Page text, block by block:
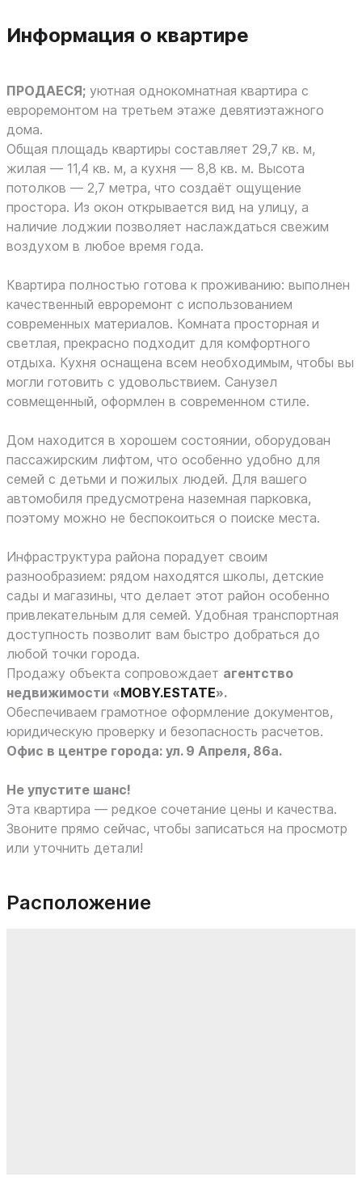
Информация о квартире
ПРОДАЕСЯ; уютная однокомнатная квартира с
евроремонтом на третьем этаже девятиэтажного
дома.
Общая площадь квартиры составляет 29,7 кв. м,
жилая — 11,4 кв. м, а кухня — 8,8 кв. м. Высота
потолков — 2,7 метра, что создаёт ощущение
простора. Из окон открывается вид на улицу, а
наличие лоджии позволяет наслаждаться свежим
воздухом в любое время года.
Квартира полностью готова к проживанию: выполнен
качественный евроремонт с использованием
современных материалов. Комната просторная и
светлая, прекрасно подходит для комфортного
отдыха. Кухня оснащена всем необходимым, чтобы вы
могли готовить с удовольствием. Санузел
совмещенный, оформлен в современном стиле.
Дом находится в хорошем состоянии, оборудован
пассажирским лифтом, что особенно удобно для
семей с детьми и пожилых людей. Для вашего
автомобиля предусмотрена наземная парковка,
поэтому можно не беспокоиться о поиске места.
Инфраструктура района порадует своим
разнообразием: рядом находятся школы, детские
сады и магазины, что делает этот район особенно
привлекательным для семей. Удобная транспортная
доступность позволит вам быстро добраться до
любой точки города.
Продажу объекта сопровождает агентство
недвижимости «MOBY.ESTATE».
Обеспечиваем грамотное оформление документов,
юридическую проверку и безопасность расчетов.
Офис в центре города: ул. 9 Апреля, 86а.
Не упустите шанс!
Эта квартира — редкое сочетание цены и качества.
Звоните прямо сейчас, чтобы записаться на просмотр
или уточнить детали!
Расположение